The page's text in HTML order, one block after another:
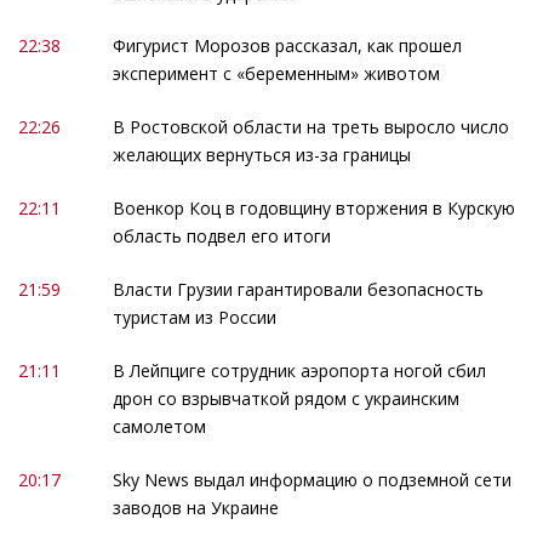
22:38
Фигурист Морозов рассказал, как прошел
эксперимент с «беременным» животом
22:26
В Ростовской области на треть выросло число
желающих вернуться из-за границы
22:11
Военкор Коц в годовщину вторжения в Курскую
область подвел его итоги
21:59
Власти Грузии гарантировали безопасность
туристам из России
21:11
В Лейпциге сотрудник аэропорта ногой сбил
дрон со взрывчаткой рядом с украинским
самолетом
20:17
Sky News выдал информацию о подземной сети
заводов на Украине